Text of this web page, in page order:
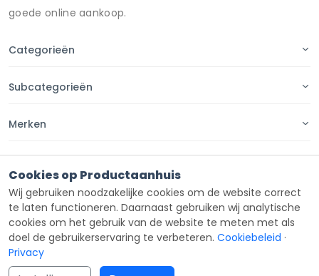
goede online aankoop.
Categorieën
Subcategorieën
Merken
Contact
Cookies op Productaanhuis
Wij gebruiken noodzakelijke cookies om de website correct
te laten functioneren. Daarnaast gebruiken wij analytische
cookies om het gebruik van de website te meten met als
doel de gebruikerservaring te verbeteren. Cookiebeleid ·
Privacy